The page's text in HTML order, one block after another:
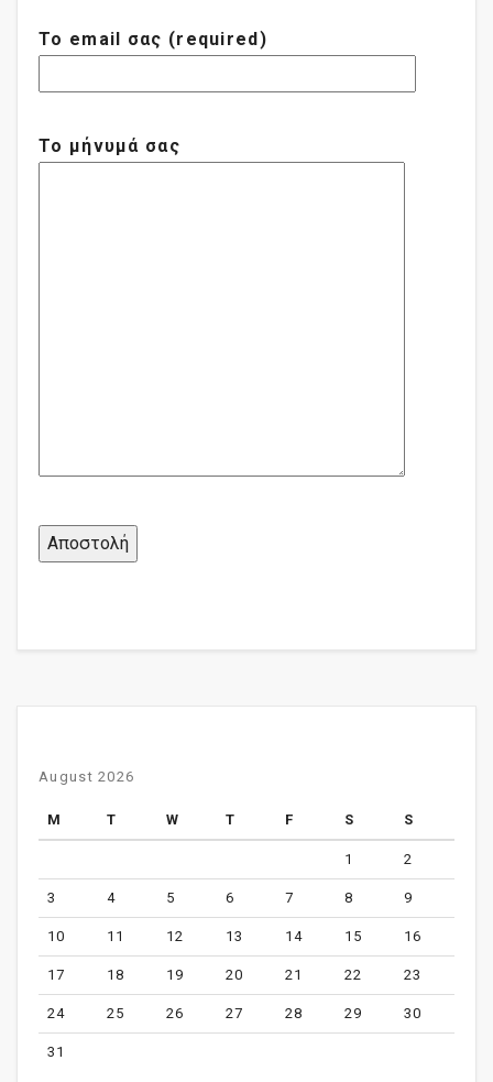
Το email σας (required)
Το μήνυμά σας
August 2026
M T W T F S S
1 2
3 4 5 6 7 8 9
10 11 12 13 14 15 16
17 18 19 20 21 22 23
24 25 26 27 28 29 30
31